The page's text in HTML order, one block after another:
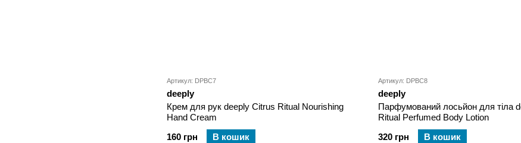
Артикул: DPBC7
deeply
Крем для рук deeply Citrus Ritual Nourishing
Hand Cream
160 грн
В кошик
Артикул: DPBC8
deeply
Парфумований лосьйон для тіла
Ritual Perfumed Body Lotion
320 грн
В кошик